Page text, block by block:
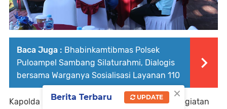
Baca Juga : Bhabinkamtibmas Polsek
Puloampel Sambang Silaturahmi, Dialogis
bersama Warganya Sosialisasi Layanan 110
Kapolda Banten mengatakan bahwa tujuan kegiatan
×
Berita Terbaru UPDATE